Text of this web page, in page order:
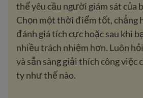
thể yêu cầu người giám sát của
Chọn một thời điểm tốt, chẳng
đánh giá tích cực hoặc sau khi
nhiều trách nhiệm hơn. Luôn
và sẵn sàng giải thích công việc
ty như thế nào.